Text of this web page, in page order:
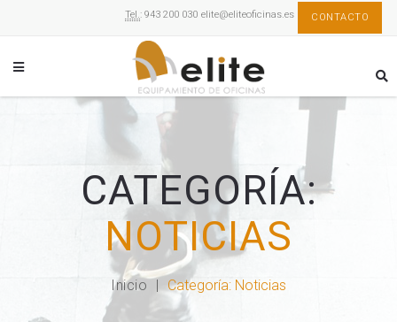
Tel.: 943 200 030 elite@eliteoficinas.es CONTACTO
CATEGORÍA:
NOTICIAS
Inicio Categoría: Noticias